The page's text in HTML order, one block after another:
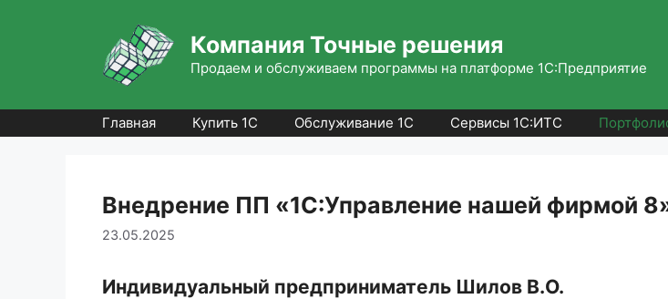
содержимому
Компания Точные решения
Продаем и обслуживаем программы на платформе 1С:Предприятие
Главная Купить 1С Обслуживание 1С Сервисы 1С:ИТС
Внедрение ПП «1С:Управление нашей фирмой
23.05.2025
Индивидуальный предприниматель Шилов В.О.